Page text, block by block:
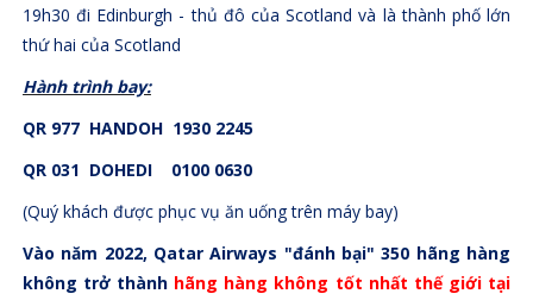
19h30 đi Edinburgh - thủ đô của Scotland và là thành phố lớn
thứ hai của Scotland
Hành trình bay:
QR 977 HANDOH 1930 2245
QR 031 DOHEDI 0100 0630
(Quý khách được phục vụ ăn uống trên máy bay)
Vào năm 2022, Qatar Airways "đánh bại" 350 hãng hàng
không trở thành hãng hàng không tốt nhất thếgiới tại